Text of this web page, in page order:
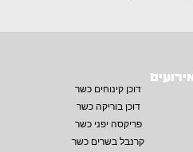
דוכן קינוחים כשר
דוכן בוריקה כשר
פריקסה יפני כשר
קרנבל בשרים כשר